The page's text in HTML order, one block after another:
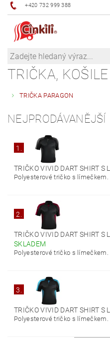
+420 732 999 388
TRIČKA, KOŠILE
TRIČKA PARAGON
NEJPRODÁVANĚJŠÍ
1.
TRIČKO VIVID DART SHIRT S
Polyesterové tričko s límečkem.
2.
TRIČKO VIVID DART SHIRT S
SKLADEM
Polyesterové tričko s límečkem.
3.
TRIČKO VIVID DART SHIRT S
Polyesterové tričko s límečkem.